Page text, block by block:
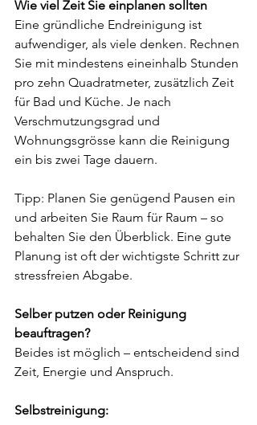
Wie viel Zeit Sie einplanen sollten
Eine gründliche Endreinigung ist
aufwendiger, als viele denken. Rechnen
Sie mit mindestens eineinhalb Stunden
pro zehn Quadratmeter, zusätzlich Zeit
für Bad und Küche. Je nach
Verschmutzungsgrad und
Wohnungsgrösse kann die Reinigung
ein bis zwei Tage dauern.
Tipp: Planen Sie genügend Pausen ein
und arbeiten Sie Raum für Raum – so
behalten Sie den Überblick. Eine gute
Planung ist oft der wichtigste Schritt zur
stressfreien Abgabe.
Selber putzen oder Reinigung
beauftragen?
Beides ist möglich – entscheidend sind
Zeit, Energie und Anspruch.
Selbstreinigung: